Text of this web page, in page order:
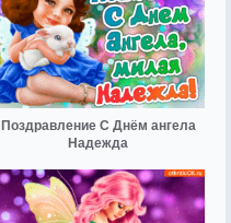
Поздравление С Днём ангела
Надежда